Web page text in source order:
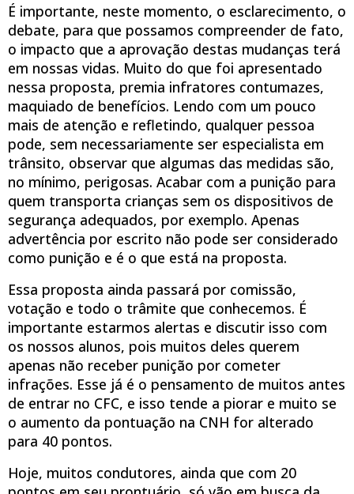
É importante, neste momento, o esclarecimento, o
debate, para que possamos compreender de fato,
o impacto que a aprovação destas mudanças terá
em nossas vidas. Muito do que foi apresentado
nessa proposta, premia infratores contumazes,
maquiado de benefícios. Lendo com um pouco
mais de atenção e refletindo, qualquer pessoa
pode, sem necessariamente ser especialista em
trânsito, observar que algumas das medidas são,
no mínimo, perigosas. Acabar com a punição para
quem transporta crianças sem os dispositivos de
segurança adequados, por exemplo. Apenas
advertência por escrito não pode ser considerado
como punição e é o que está na proposta.
Essa proposta ainda passará por comissão,
votação e todo o trâmite que conhecemos. É
importante estarmos alertas e discutir isso com
os nossos alunos, pois muitos deles querem
apenas não receber punição por cometer
infrações. Esse já é o pensamento de muitos antes
de entrar no CFC, e isso tende a piorar e muito se
o aumento da pontuação na CNH for alterado
para 40 pontos.
Hoje, muitos condutores, ainda que com 20